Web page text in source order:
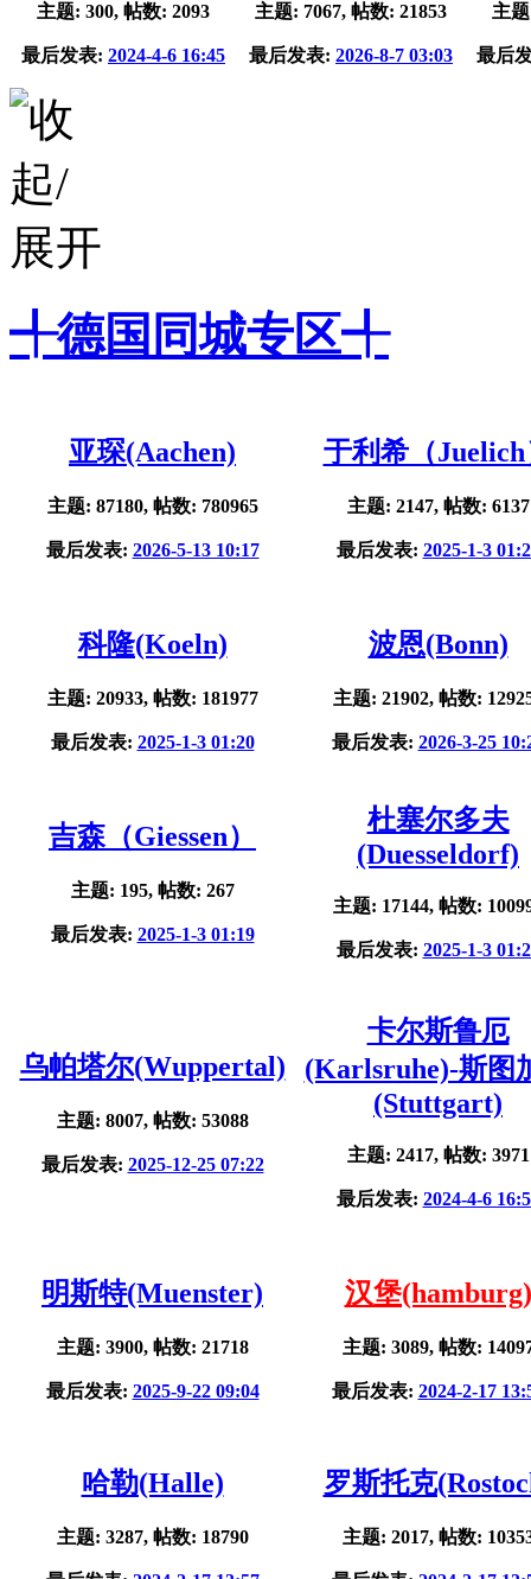
主题: 300, 帖数: 2093
最后发表: 2024-4-6 16:45
主题: 7067, 帖数: 21853
最后发表: 2026-8-7 03:03
主
最后
╃德国同城专区╃
亚琛(Aachen)
主题: 87180, 帖数: 780965
最后发表: 2026-5-13 10:17
于利希（Juelich
主题: 2147, 帖数: 6137
最后发表: 2025-1-3
科隆(Koeln)
主题: 20933, 帖数: 181977
最后发表: 2025-1-3 01:20
波恩(Bonn)
主题: 21902, 帖数:
最后发表: 2026-3-25
吉森（Giessen）
主题: 195, 帖数: 267
最后发表: 2025-1-3 01:19
杜塞尔多夫
(Duesseldorf)
主题: 17144, 帖数:
最后发表: 2025-1-3
乌帕塔尔(Wuppertal)
主题: 8007, 帖数: 53088
最后发表: 2025-12-25 07:22
卡尔斯鲁厄
(Karlsruhe)-斯图
(Stuttgart)
主题: 2417, 帖数: 3971
最后发表: 2024-4-6
明斯特(Muenster)
主题: 3900, 帖数: 21718
最后发表: 2025-9-22 09:04
汉堡(hamburg)
主题: 3089, 帖数:
最后发表: 2024-2-17
哈勒(Halle)
主题: 3287, 帖数: 18790
罗斯托克
主题: 2017, 帖数: